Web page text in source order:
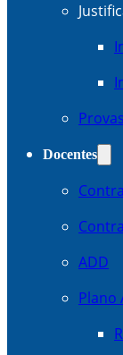
Docentes
ADD
Plano